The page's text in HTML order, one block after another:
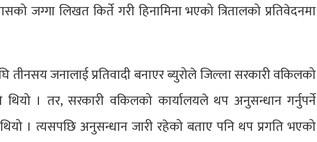
जग्गा लिखत किर्ते गरी हिनामिना भएको त्रितालको प्रतिवेदनमा
जनालाई प्रतिवादी बनाएर ब्युरोले जिल्ला सरकारी वकिलको
थियो । तर, सरकारी वकिलको कार्यालयले थप अनुसन्धान गर्नुपर्ने
। त्यसपछि अनुसन्धान जारी रहेको बताए पनि थप प्रगति भएको